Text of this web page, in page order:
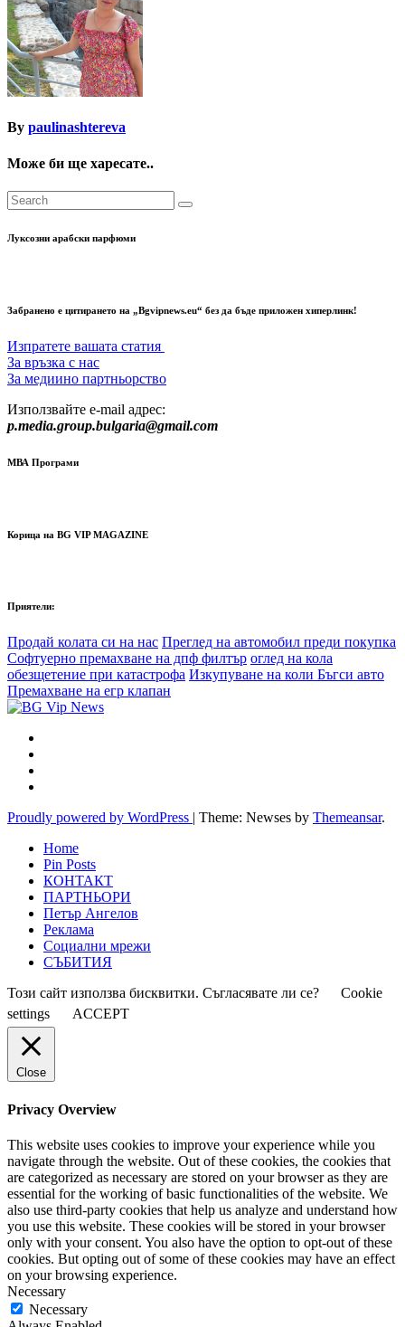
By paulinashtereva
Може би ще харесате..
Луксозни арабски парфюми
Забранено е цитирането на „Bgvipnews.eu“ без да бъде приложен хиперлинк!
Изпратете вашата статия
За връзка с нас
За медиино партньорство
Използвайте e-mail адрес:
p.media.group.bulgaria@gmail.com
МВА Програми
Корица на BG VIP MAGAZINE
Приятели:
Продай колата си на нас Преглед на автомобил преди покупка
Софтуерно премахване на дпф филтър оглед на кола
обезщетение при катастрофа Изкупуване на коли Бъгси авто
Премахване на егр клапан
Proudly powered by WordPress Theme: Newses by Themeansar.
Home
Pin Posts
КОНТАКТ
ПАРТНЬОРИ
Петър Ангелов
Реклама
Социални мрежи
СЪБИТИЯ
Този сайт използва бисквитки. Съгласявате ли се?
Cookie
settings
ACCEPT
Close
Privacy Overview
This website uses cookies to improve your experience while you
navigate through the website. Out of these cookies, the cookies that
are categorized as necessary are stored on your browser as they are
essential for the working of basic functionalities of the website. We
also use third-party cookies that help us analyze and understand how
you use this website. These cookies will be stored in your browser
only with your consent. You also have the option to opt-out of these
cookies. But opting out of some of these cookies may have an effect
on your browsing experience.
Necessary
Necessary